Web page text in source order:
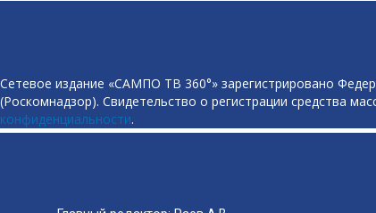
Сетевое издание «САМПО ТВ 360°» зарегистрировано
(Роскомнадзор). Свидетельство о регистрации средства
конфиденциальности.